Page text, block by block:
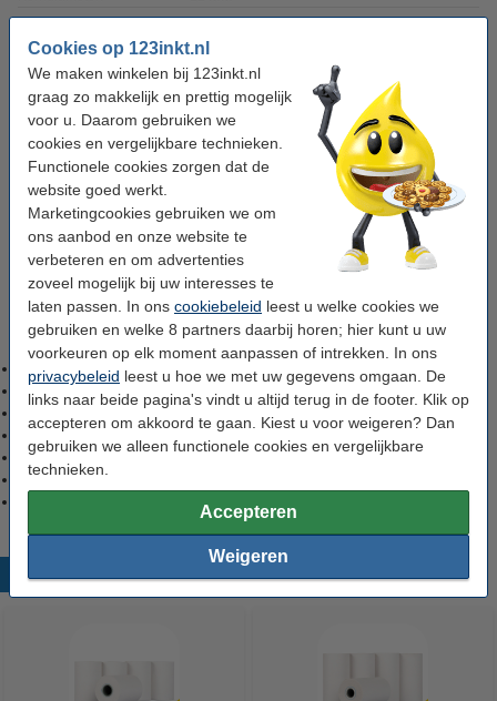
Cookies op 123inkt.nl
We maken winkelen bij 123inkt.nl
graag zo makkelijk en prettig mogelijk
voor u. Daarom gebruiken we
cookies en vergelijkbare technieken.
Functionele cookies zorgen dat de
website goed werkt.
Marketingcookies gebruiken we om
ons aanbod en onze website te
verbeteren en om advertenties
zoveel mogelijk bij uw interesses te
laten passen. In ons cookiebeleid leest u welke cookies we
gebruiken en welke 8 partners daarbij horen; hier kunt u uw
voorkeuren op elk moment aanpassen of intrekken. In ons
privacybeleid leest u hoe we met uw gegevens omgaan. De
links naar beide pagina's vindt u altijd terug in de footer. Klik op
accepteren om akkoord te gaan. Kiest u voor weigeren? Dan
gebruiken we alleen functionele cookies en vergelijkbare
technieken.
Accepteren
Weigeren
Grammage: 55 grams
Tip: meebestellen
Maul bonnenprikker zwart
€ 6,50
Safescan valsgeldpen 30
€ 3,50
Deze 123inkt kassarollen passen in de volgende bonprinters:
Data Techno 560 RT, 400 RT, 560
Mueller HWS
MH 640
2193, 9995-5201 Thermo, T 9995
CBM-253
Star
UniwellAX-3000
B-SX5, B372-QP, B452-TS
Populaire producten